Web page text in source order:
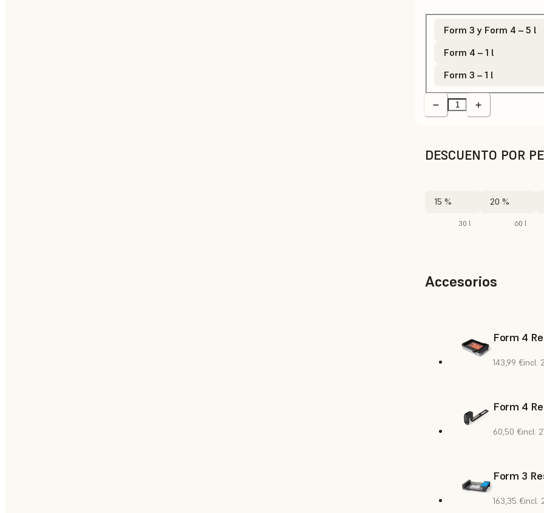
Form 3 y Form 4 – 5 l
Form 4 – 1 l
Form 3 – 1 l
DESCUENTO POR
15 %
30 l
20 %
60 l
Accesorios
Form 4
143,99 €incl.
Form 4
60,50 €incl.
Form 3
163,35 €incl.